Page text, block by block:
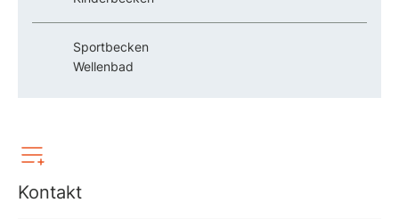
Sportbecken
Wellenbad
Kontakt